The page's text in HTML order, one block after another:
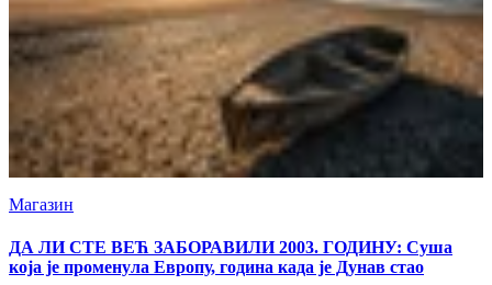
Магазин
ДА ЛИ СТЕ ВЕЋ ЗАБОРАВИЛИ 2003. ГОДИНУ: Суша
која је променула Европу, година када је Дунав стао